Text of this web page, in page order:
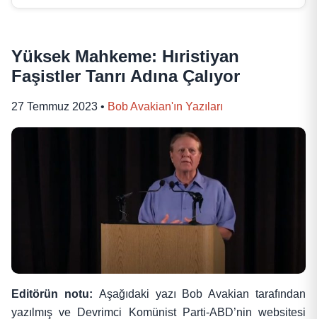
Yüksek Mahkeme: Hıristiyan
Faşistler Tanrı Adına Çalıyor
27 Temmuz 2023 • Bob Avakian'ın Yazıları
Editörün notu: Aşağıdaki yazı Bob Avakian tarafından
yazılmış ve Devrimci Komünist Parti-ABD’nin websitesi